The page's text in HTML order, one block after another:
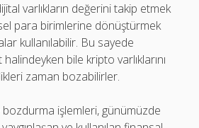
varlıkların değerini takip etmek
para birimlerine dönüştürmek
kullanılabilir. Bu sayede
halindeyken bile kripto varlıklarını
zaman bozabilirler.
işlemleri, günümüzde